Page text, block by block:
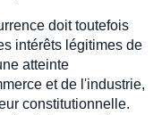
doit toutefois
intérêts légitimes de
atteinte
et de l'industrie,
constitutionnelle.